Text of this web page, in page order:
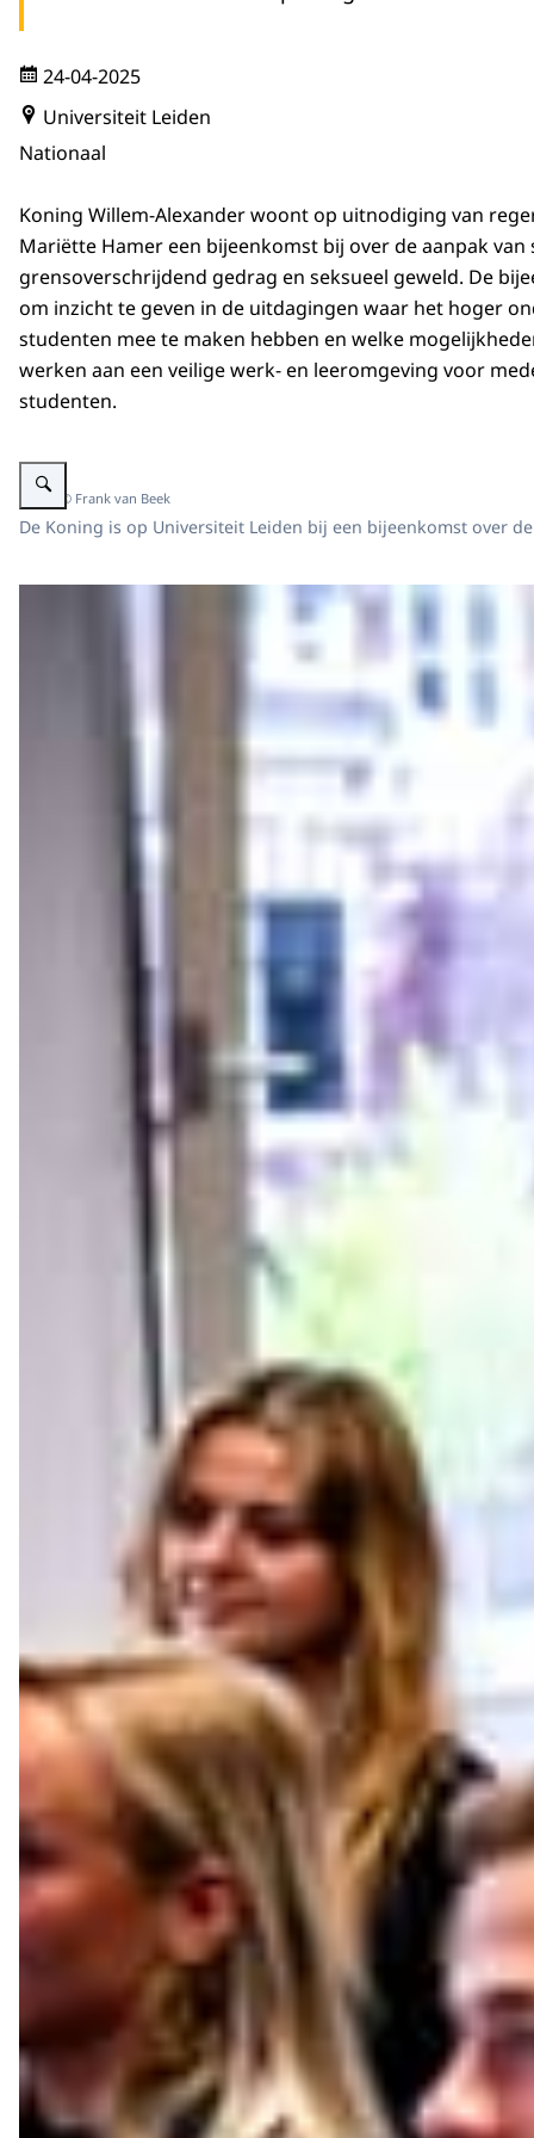
24-04-2025
Universiteit Leiden
Nationaal
Koning Willem-Alexander woont op uitnodiging van
Mariëtte Hamer een bijeenkomst bij over de aanpak van
grensoverschrijdend gedrag en seksueel geweld. De
om inzicht te geven in de uitdagingen waar het hoger
studenten mee te maken hebben en welke
werken aan een veilige werk- en leeromgeving voor
studenten.
Vergroot afbeelding Koning bij bijeenkomst over aanpak seksueel
Beeld: © Frank van Beek
De Koning is op Universiteit Leiden bij een bijeenkomst over